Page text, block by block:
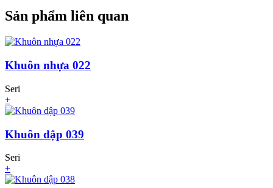
Sản phẩm liên quan
Khuôn nhựa 022
Seri
+
Khuôn dập 039
Seri
+